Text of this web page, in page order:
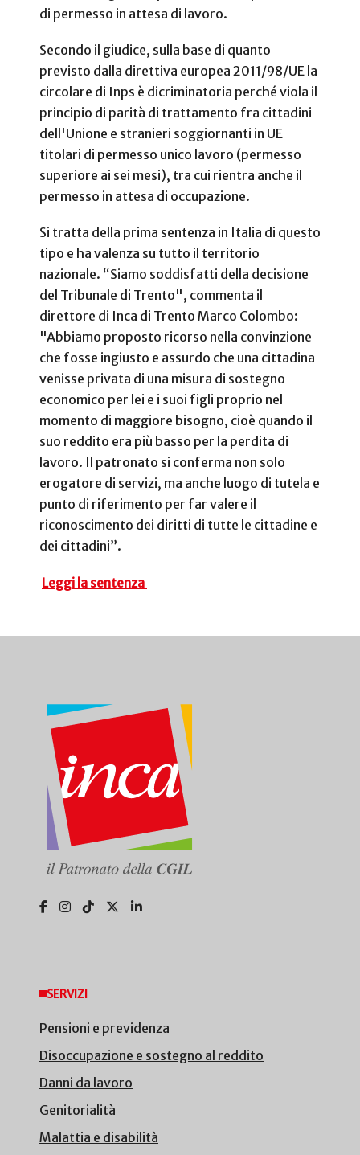
di permesso in attesa di lavoro.
Secondo il giudice, sulla base di quanto
previsto dalla direttiva europea 2011/98/UE la
circolare di Inps è dicriminatoria perché viola il
principio di parità di trattamento fra cittadini
dell'Unione e stranieri soggiornanti in UE
titolari di permesso unico lavoro (permesso
superiore ai sei mesi), tra cui rientra anche il
permesso in attesa di occupazione.
Si tratta della prima sentenza in Italia di questo
tipo e ha valenza su tutto il territorio
nazionale. “Siamo soddisfatti della decisione
del Tribunale di Trento", commenta il
direttore di Inca di Trento Marco Colombo:
"Abbiamo proposto ricorso nella convinzione
che fosse ingiusto e assurdo che una cittadina
venisse privata di una misura di sostegno
economico per lei e i suoi figli proprio nel
momento di maggiore bisogno, cioè quando il
suo reddito era più basso per la perdita di
lavoro. Il patronato si conferma non solo
erogatore di servizi, ma anche luogo di tutela e
punto di riferimento per far valere il
riconoscimento dei diritti di tutte le cittadine e
dei cittadini”.
Leggi la sentenza
SERVIZI
Pensioni e previdenza
Disoccupazione e sostegno al reddito
Danni da lavoro
Genitorialità
Malattia e disabilità